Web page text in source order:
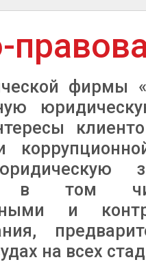
фирмы
в том
и
на всех